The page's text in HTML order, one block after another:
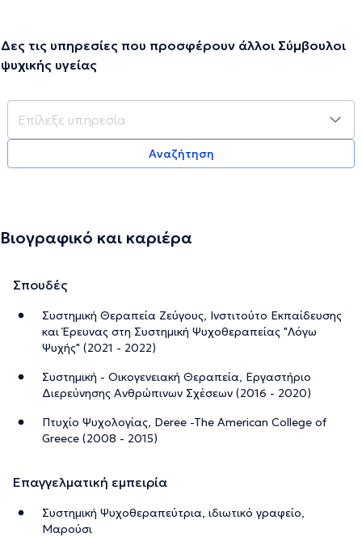
Δες τις υπηρεσίες που προσφέρουν άλλοι Σύμβουλοι
ψυχικής υγείας
Αναζήτηση
Βιογραφικό και καριέρα
Σπουδές
Συστημική Θεραπεία Ζεύγους, Ινστιτούτο Εκπαίδευσης
και Έρευνας στη Συστημική Ψυχοθεραπείας "Λόγω
Ψυχής" (2021 - 2022)
Συστημική - Οικογενειακή Θεραπεία, Εργαστήριο
Διερεύνησης Ανθρώπινων Σχέσεων (2016 - 2020)
Πτυχίο Ψυχολογίας, Deree -The American College of
Greece (2008 - 2015)
Επαγγελματική εμπειρία
Συστημική Ψυχοθεραπεύτρια, ιδιωτικό γραφείο,
Μαρούσι